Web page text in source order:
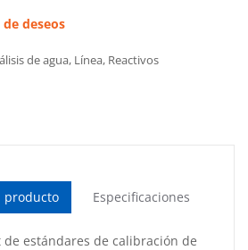
deseos
de agua, Línea, Reactivos
producto Especificaciones
de estándares de calibración de